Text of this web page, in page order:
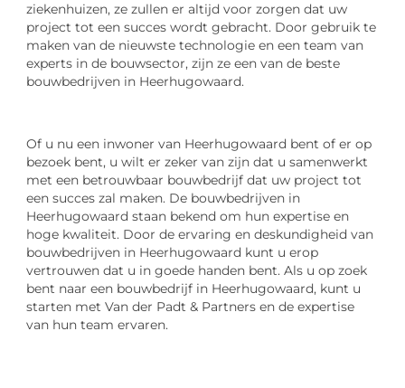
ziekenhuizen, ze zullen er altijd voor zorgen dat uw
project tot een succes wordt gebracht. Door gebruik te
maken van de nieuwste technologie en een team van
experts in de bouwsector, zijn ze een van de beste
bouwbedrijven in Heerhugowaard.
Of u nu een inwoner van Heerhugowaard bent of er op
bezoek bent, u wilt er zeker van zijn dat u samenwerkt
met een betrouwbaar bouwbedrijf dat uw project tot
een succes zal maken. De bouwbedrijven in
Heerhugowaard staan bekend om hun expertise en
hoge kwaliteit. Door de ervaring en deskundigheid van
bouwbedrijven in Heerhugowaard kunt u erop
vertrouwen dat u in goede handen bent. Als u op zoek
bent naar een bouwbedrijf in Heerhugowaard, kunt u
starten met Van der Padt & Partners en de expertise
van hun team ervaren.